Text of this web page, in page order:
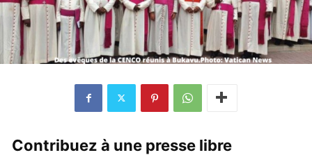
Contribuez à une presse libre